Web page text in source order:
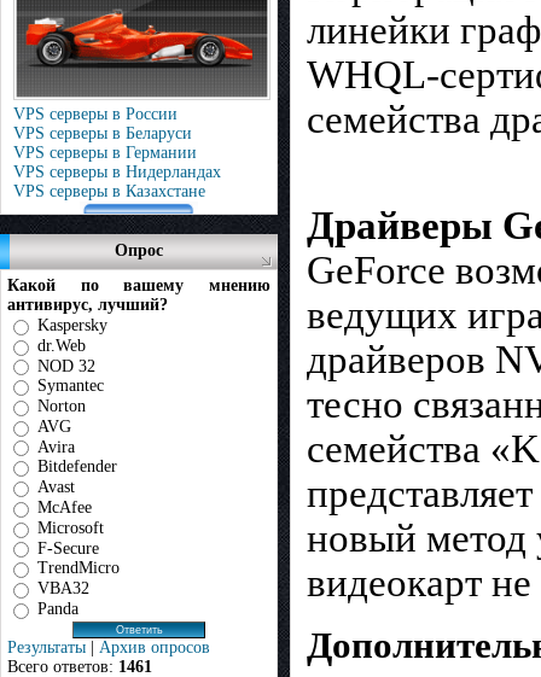
VPS серверы в России
VPS серверы в Беларуси
VPS серверы в Германии
VPS серверы в Нидерландах
VPS серверы в Казахстане
Опрос
Какой по вашему мнению
антивирус, лучший?
Kaspersky
dr.Web
NOD 32
Symantec
Norton
AVG
Avira
Bitdefender
Avast
McAfee
Microsoft
F-Secure
TrendMicro
VBA32
Panda
Результаты | Архив опросов
Всего ответов: 1461
линейки
WHQL-
семейства
Драйверы
GeForce
ведущих
драйверов
тесно
семейства
новый метод
видеокарт